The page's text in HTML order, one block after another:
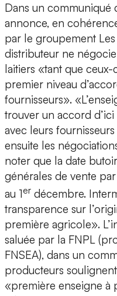
Dans un communiqué
annonce, en
par le groupement
distributeur ne
laitiers «tant que ceux-
premier niveau
fournisseurs».
trouver un accord
avec leurs
ensuite les
noter que la date
générales de vente
au 1er décembre.
transparence sur
première agricole».
saluée par la FNPL
FNSEA), dans un
producteurs
«première enseigne à